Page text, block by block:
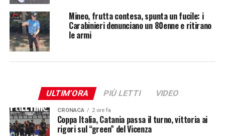
Mineo, frutta contesa, spunta un fucile: i
Carabinieri denunciano un 80enne e ritirano
le armi
ULTIM'ORA PIÙ LETTI VIDEO
CRONACA 2 ore fa
Coppa Italia, Catania passa il turno, vittoria ai
rigori sul “green” del Vicenza